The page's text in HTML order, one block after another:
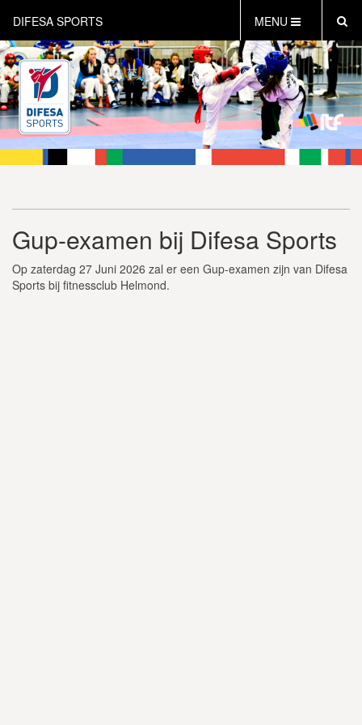
DIFESA SPORTS MENU
HOME
AKTUEEL
OVER DIFESA SPORTS
TAEKWON-DO
OPEN DUTCH
WEBSHOP
Gup-examen bij Difesa Sports
Op zaterdag 27 Juni 2026 zal er een Gup-examen zijn van Difesa
Sports bij fitnessclub Helmond.